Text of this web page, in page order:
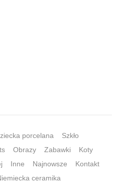
porcelana
Szkło
Obrazy Zabawki
Koty
Inne Najnowsze
Kontakt
ceramika